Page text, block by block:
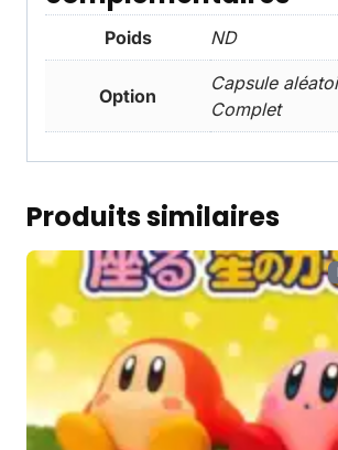
Poids ND
Option
Capsule
Complet
Produits similaires